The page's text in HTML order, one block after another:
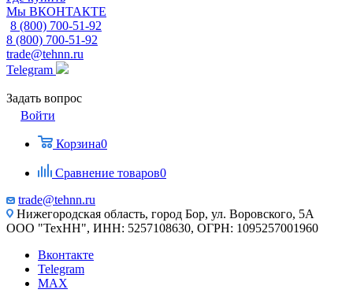
Мы ВКОНТАКТЕ
8 (800) 700-51-92
8 (800) 700-51-92
trade@tehnn.ru
Telegram
Задать вопрос
Войти
Корзина0
Сравнение товаров0
trade@tehnn.ru
Нижегородская область, город Бор, ул. Воровского, 5А
ООО "ТехНН", ИНН: 5257108630, ОГРН: 1095257001960
Вконтакте
Telegram
MAX